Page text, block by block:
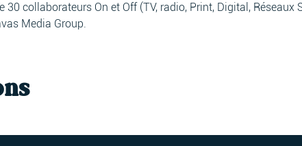
30 collaborateurs On et Off (TV, radio, Print, Digital,
Media Group.